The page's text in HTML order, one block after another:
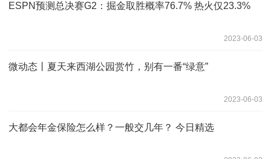
ESPN预测总决赛G2：掘金取胜概率76.7% 热火仅23.3%
2023-06-03
微动态丨夏天来西湖公园赏竹，别有一番“绿意”
2023-06-03
大都会年金保险怎么样？一般交几年？ 今日精选